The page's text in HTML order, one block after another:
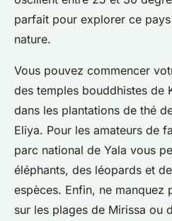
parfait pour explorer ce
nature.
Vous pouvez commencer
des temples bouddhistes de
dans les plantations de thé
Eliya. Pour les amateurs de
parc national de Yala vous
éléphants, des léopards et
espèces. Enfin, ne manquez
sur les plages de Mirissa ou